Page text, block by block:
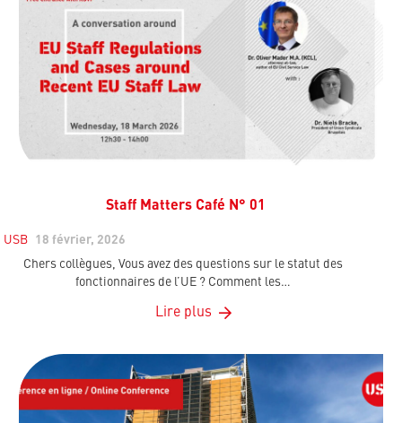
Staff Matters Café N° 01
USB
18 février, 2026
Chers collègues, Vous avez des questions sur le statut des
fonctionnaires de l’UE ? Comment les…
Lire plus